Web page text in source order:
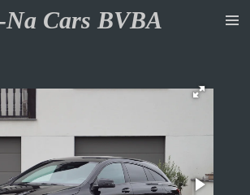
Na Cars BVBA